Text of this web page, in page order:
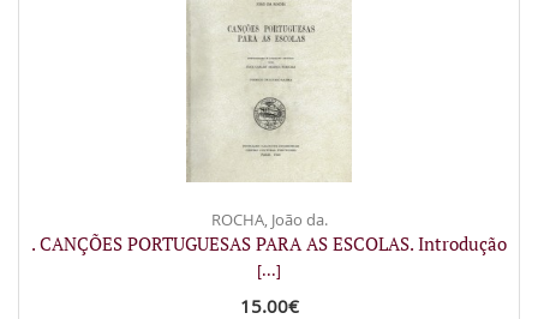
ROCHA, João da.
. CANÇÕES PORTUGUESAS PARA AS ESCOLAS. Introdução
[...]
15.00€